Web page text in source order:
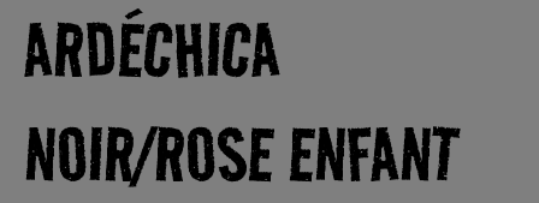
ARDÉCHICA
NOIR/ROSE ENFANT